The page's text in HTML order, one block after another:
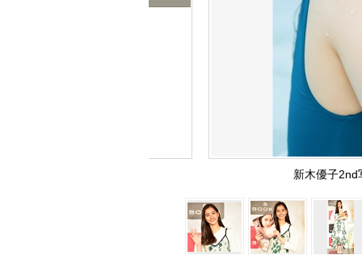
新木優子2nd